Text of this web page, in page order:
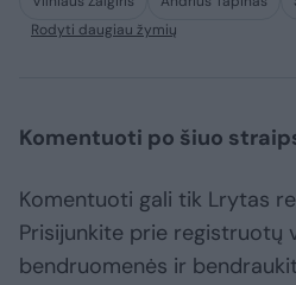
Rodyti daugiau žymių
Komentuoti po šiuo
Komentuoti gali tik Lrytas
Prisijunkite prie registruotų
bendruomenės ir